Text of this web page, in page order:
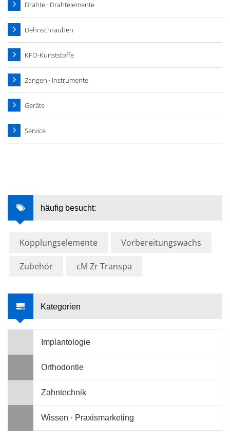
Drähte · Drahtelemente
Dehnschrauben
KFO-Kunststoffe
Zangen · Instrumente
Geräte
Service
häufig besucht:
Kopplungselemente Vorbereitungswachs
Zubehör cM Zr Transpa
Kategorien
Implantologie
Orthodontie
Zahntechnik
Wissen · Praxismarketing